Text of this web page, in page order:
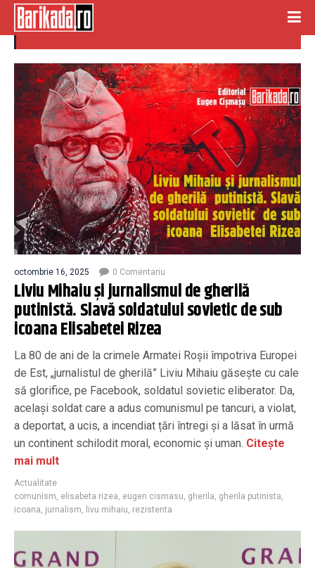
comunism
octombrie 16, 2025 0 Comentariu
Liviu Mihaiu și jurnalismul de gherilă
putinistă. Slavă soldatului sovietic de sub
icoana Elisabetei Rizea
La 80 de ani de la crimele Armatei Roșii împotriva Europei
de Est, „jurnalistul de gherilă” Liviu Mihaiu găsește cu cale
să glorifice, pe Facebook, soldatul sovietic eliberator. Da,
același soldat care a adus comunismul pe tancuri, a violat,
a deportat, a ucis, a incendiat țări întregi și a lăsat în urmă
un continent schilodit moral, economic și uman. Citește
mai mult
Actualitate
comunism, elisabeta rizea, eugen cismasu, gherila, gherila putinista,
icoana, jurnalism, livu mihaiu, rezistenta